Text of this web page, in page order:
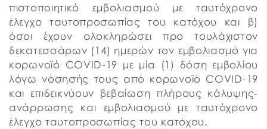
πιστοποιητικό εμβολιασμού με ταυτόχρονο
έλεγχο ταυτοπροσωπίας του κατόχου και β)
όσοι έχουν ολοκληρώσει προ τουλάχιστον
δεκατεσσάρων (14) ημερών τον εμβολιασμό για
κορωνοϊό COVID-19 με μία (1) δόση εμβολίου
λόγω νόσησής τους από κορωνοϊό COVID-19
και επιδεικνύουν βεβαίωση πλήρους κάλυψης-
ανάρρωσης και εμβολιασμού με ταυτόχρονο
έλεγχο ταυτοπροσωπίας του κατόχου.